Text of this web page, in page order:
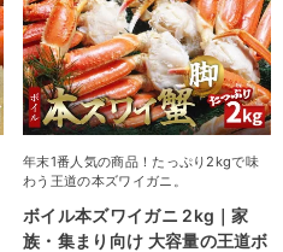
年末1番人気の商品！たっぷり2kgで味
わう王道の本ズワイガニ。
ボイル本ズワイガニ 2kg｜家
族・集まり向け 大容量の王道ボ